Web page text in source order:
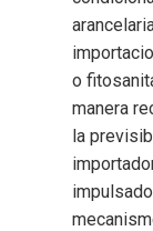
o
manera
la